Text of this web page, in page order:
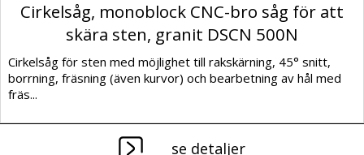
Cirkelsåg, monoblock CNC-bro såg för att
skära sten, granit DSCN 500N
Cirkelsåg för sten med möjlighet till rakskärning, 45° snitt,
borrning, fräsning (även kurvor) och bearbetning av hål med
fräs...
se detaljer